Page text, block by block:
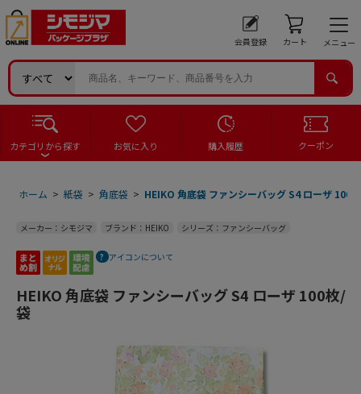
会員登録 カート メニュー
カテゴリから探す お気に入り 購入履歴 クーポン
ホーム > 紙袋 > 角底袋 > HEIKO 角底袋 ファンシーバッグ S4 ローザ 100
メーカー：シモジマ ブランド：HEIKO シリーズ：ファンシーバッグ
アイコンについて
HEIKO 角底袋 ファンシーバッグ S4 ローザ 100枚/
袋